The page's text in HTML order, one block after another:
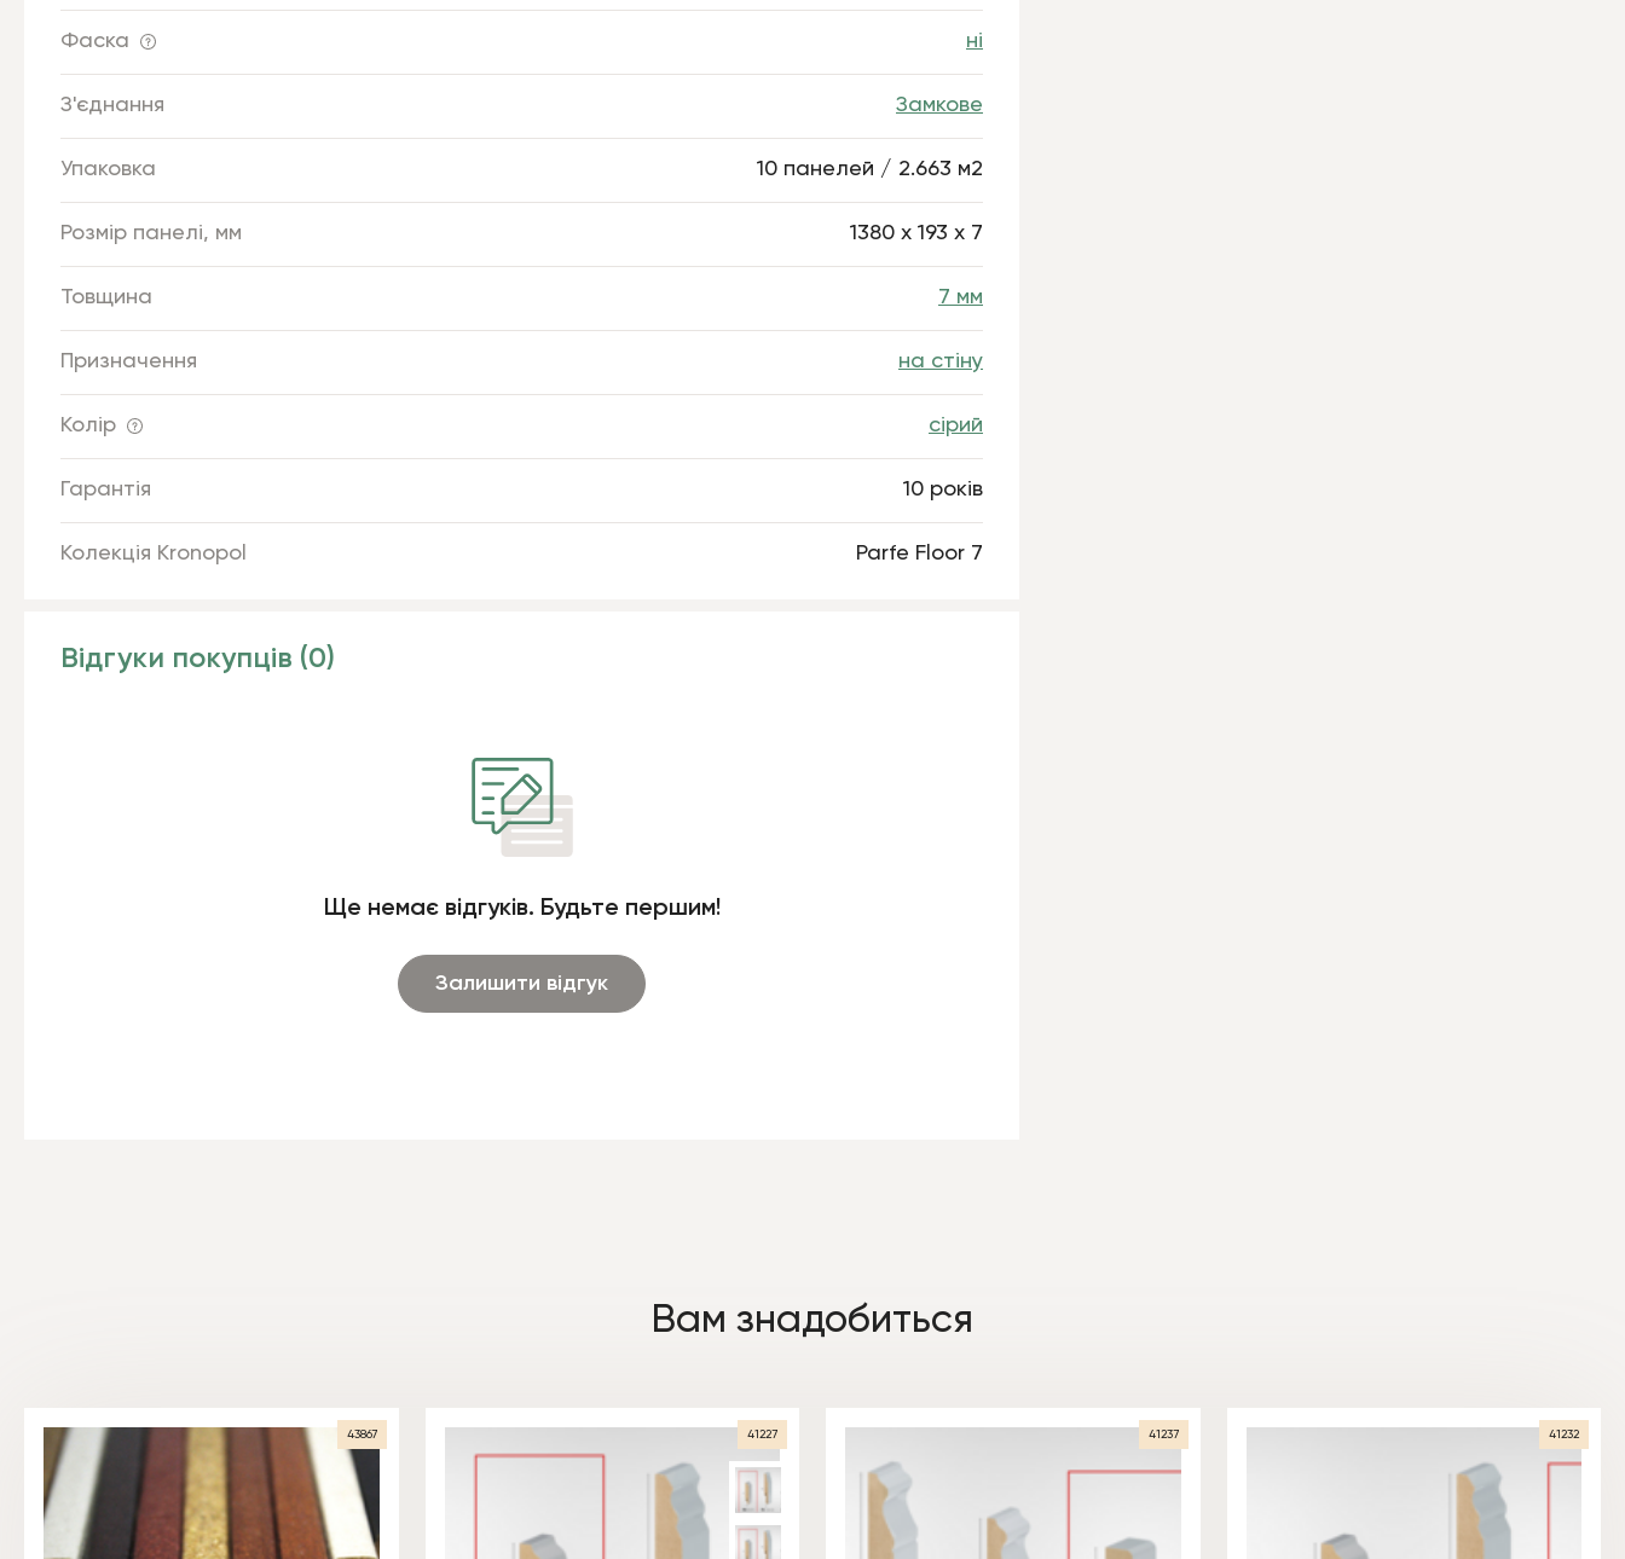
Фаска ні
З'єднання Замкове
Упаковка 10 панелей / 2.663 м2
Розмір панелі, мм 1380 x 193 х 7
Товщина 7 мм
Призначення на стіну
Колір сірий
Гарантія 10 років
Колекція Kronopol Parfe Floor 7
Відгуки покупців (0)
Ще немає відгуків. Будьте першим!
Залишити відгук
Вам знадобиться
43867 41227 41237 41232